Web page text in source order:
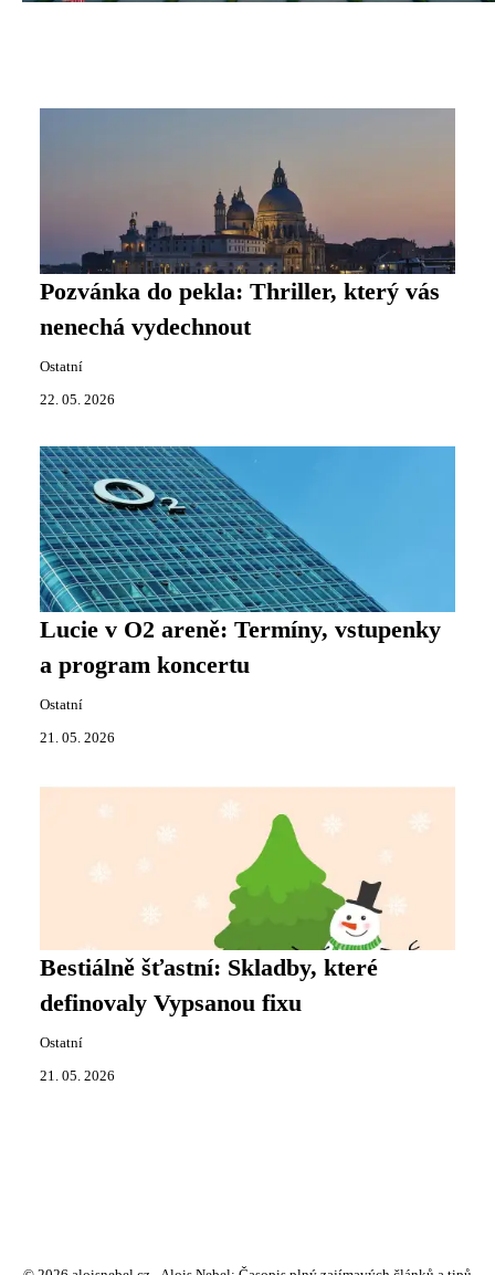
Pozvánka do pekla: Thriller, který vás
nenechá vydechnout
Ostatní
22. 05. 2026
Lucie v O2 areně: Termíny, vstupenky
a program koncertu
Ostatní
21. 05. 2026
Bestiálně šťastní: Skladby, které
definovaly Vypsanou fixu
Ostatní
21. 05. 2026